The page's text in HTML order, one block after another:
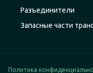
Разъединители
Запасные части
Политика